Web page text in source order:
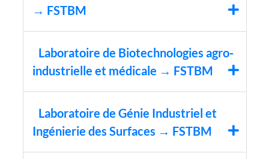
→ FSTBM
Laboratoire de Biotechnologies agro-
industrielle et médicale → FSTBM
Laboratoire de Génie Industriel et
Ingénierie des Surfaces → FSTBM